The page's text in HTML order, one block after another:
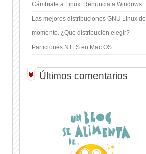
Cámbiate a Linux. Renuncia a Windows
Las mejores distribuciones GNU Linux del
momento. ¿Qué distribución elegir?
Particiones NTFS en Mac OS
Últimos comentarios